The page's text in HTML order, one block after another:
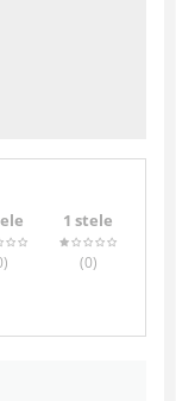
)
1 stele
(0)